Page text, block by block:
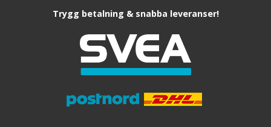
Trygg betalning & snabba leveranser!